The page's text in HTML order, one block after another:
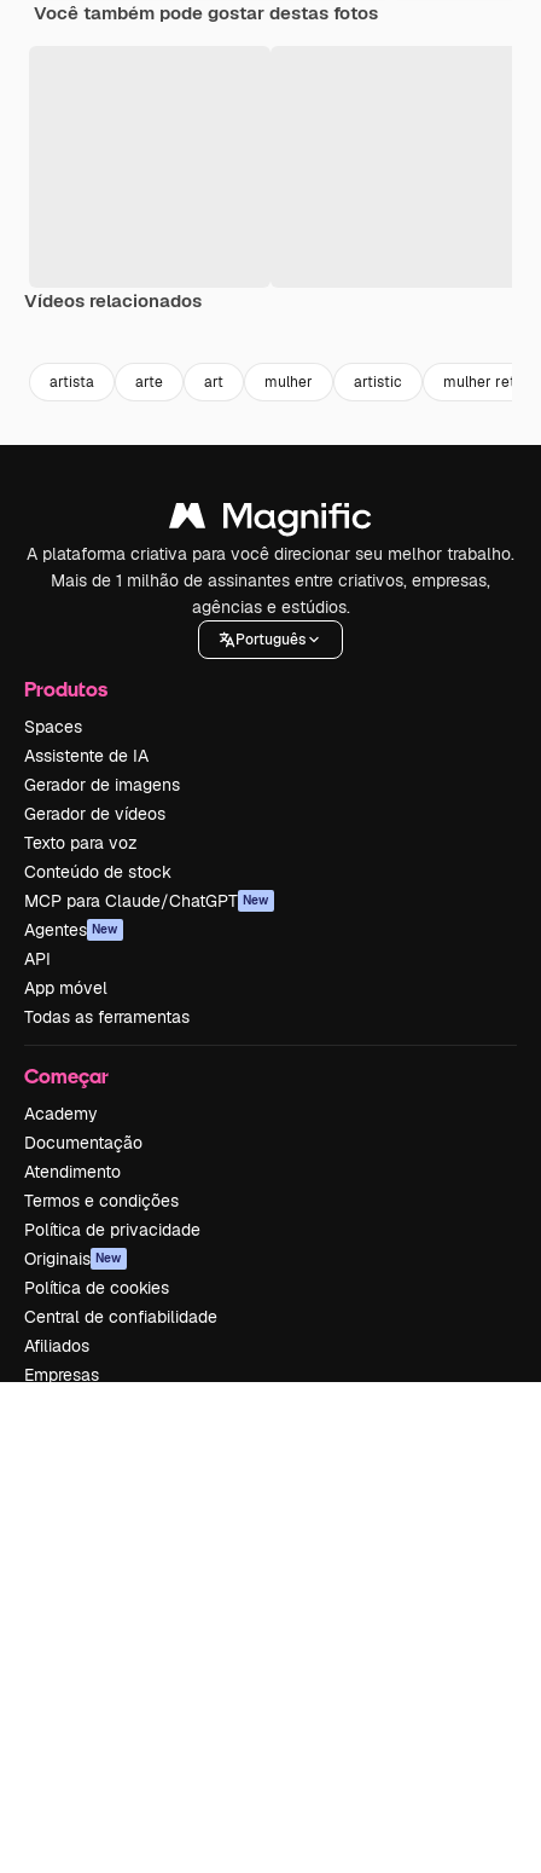
Você também pode gostar destas fotos
Vídeos relacionados
artista arte art mulher artistic mulher
A plataforma criativa para você direcionar seu melhor trabalho.
Mais de 1 milhão de assinantes entre criativos, empresas,
agências e estúdios.
Português
Produtos
Spaces
Assistente de IA
Gerador de imagens
Gerador de vídeos
Texto para voz
Conteúdo de stock
MCP para Claude/ChatGPT New
Agentes New
API
App móvel
Todas as ferramentas
Começar
Academy
Documentação
Atendimento
Termos e condições
Política de privacidade
Originais New
Política de cookies
Central de confiabilidade
Afiliados
Empresas